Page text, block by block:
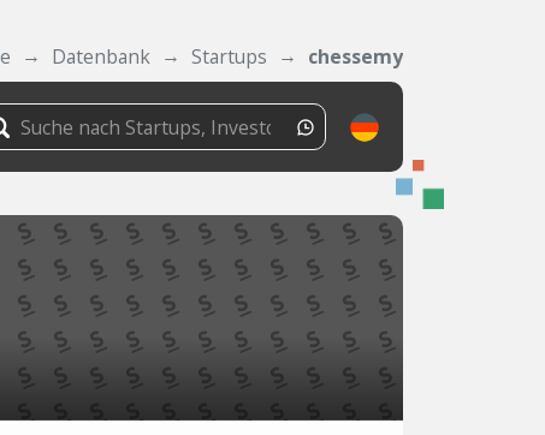
Datenbank Startups chessemy